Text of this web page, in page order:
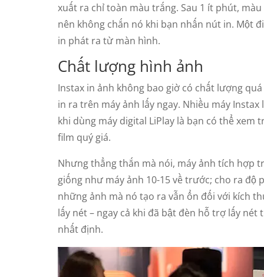
xuất ra chỉ toàn màu trắng. Sau 1 ít phút,
nên không chắn nó khi bạn nhấn nút in. Một
in phát ra từ màn hình.
Chất lượng hình ảnh
Instax in ảnh không bao giờ có chất lượng
in ra trên máy ảnh lấy ngay. Nhiều máy
khi dùng máy digital LiPlay là bạn có thể
film quý giá.
Nhưng thẳng thắn mà nói, máy ảnh tích hợp
giống như máy ảnh 10-15 về trước; cho ra độ
những ảnh mà nó tạo ra vẫn ổn đối với kích
lấy nét – ngay cả khi đã bật đèn hỗ trợ lấy
nhất định.